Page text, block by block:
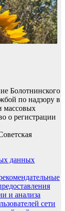
Болотнинского
по надзору в
массовых
о регистрации
данных
и анализа
сети